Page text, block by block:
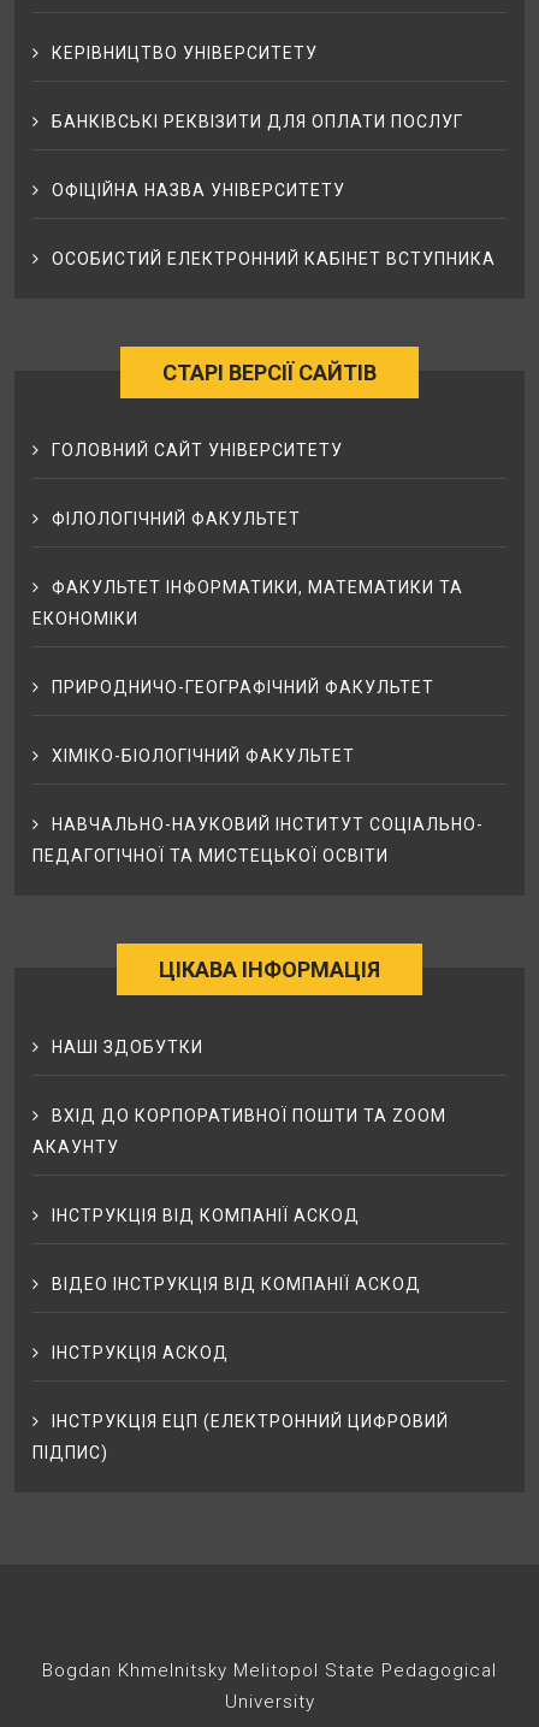
КЕРІВНИЦТВО УНІВЕРСИТЕТУ
БАНКІВСЬКІ РЕКВІЗИТИ ДЛЯ ОПЛАТИ ПОСЛУГ
ОФІЦІЙНА НАЗВА УНІВЕРСИТЕТУ
ОСОБИСТИЙ ЕЛЕКТРОННИЙ КАБІНЕТ ВСТУПНИКА
СТАРІ ВЕРСІЇ САЙТІВ
ГОЛОВНИЙ САЙТ УНІВЕРСИТЕТУ
ФІЛОЛОГІЧНИЙ ФАКУЛЬТЕТ
ФАКУЛЬТЕТ ІНФОРМАТИКИ, МАТЕМАТИКИ ТА
ЕКОНОМІКИ
ПРИРОДНИЧО-ГЕОГРАФІЧНИЙ ФАКУЛЬТЕТ
ХІМІКО-БІОЛОГІЧНИЙ ФАКУЛЬТЕТ
НАВЧАЛЬНО-НАУКОВИЙ ІНСТИТУТ СОЦІАЛЬНО-
ПЕДАГОГІЧНОЇ ТА МИСТЕЦЬКОЇ ОСВІТИ
ЦІКАВА ІНФОРМАЦІЯ
НАШІ ЗДОБУТКИ
ВХІД ДО КОРПОРАТИВНОЇ ПОШТИ ТА ZOOM
АКАУНТУ
ІНСТРУКЦІЯ ВІД КОМПАНІЇ АСКОД
ВІДЕО ІНСТРУКЦІЯ ВІД КОМПАНІЇ АСКОД
ІНСТРУКЦІЯ АСКОД
ІНСТРУКЦІЯ ЕЦП (ЕЛЕКТРОННИЙ ЦИФРОВИЙ
ПІДПИС)
Bogdan Khmelnitsky Melitopol State Pedagogical
University